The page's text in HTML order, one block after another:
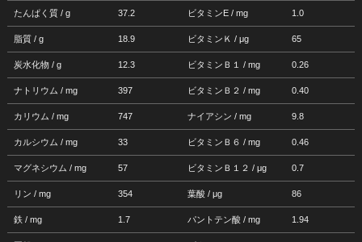
たんぱく質 / g 37.2 ビタミンE / mg 1.0
脂質 / g 18.9 ビタミンＫ / μg 65
炭水化物 / g 12.3 ビタミンＢ１ / mg 0.26
ナトリウム / mg 397 ビタミンＢ２ / mg 0.40
カリウム / mg 747 ナイアシン / mg 9.8
カルシウム / mg 33 ビタミンＢ６ / mg 0.46
マグネシウム / mg 57 ビタミンＢ１２ / μg 0.7
リン / mg 354 葉酸 / μg 86
鉄 / mg 1.7 パントテン酸 / mg 1.94